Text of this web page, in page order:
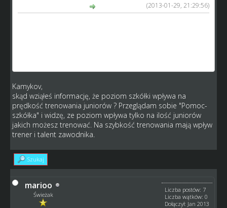
(2013-01-29, 21:29:56)
Kamykov,
skąd wziąłeś informację, że poziom szkółki wpływa na
prędkość trenowania juniorów ? Przeglądam sobie "Pomoc-
szkółka" i widzę, ze poziom wpływa tylko na ilość juniorów
jakich możesz trenować. Na szybkość trenowania mają wpływ
trener i talent zawodnika.
Szukaj
marioo
Świeżak
Liczba postów: 7
Liczba wątków: 0
Dołączył: Jan 2013